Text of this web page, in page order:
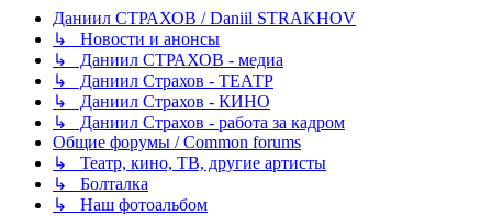
Даниил СТРАХОВ / Daniil STRAKHOV
↳ Новости и анонсы
↳ Даниил СТРАХОВ - медиа
↳ Даниил Страхов - ТЕАТР
↳ Даниил Страхов - КИНО
↳ Даниил Страхов - работа за кадром
Общие форумы / Common forums
↳ Театр, кино, ТВ, другие артисты
↳ Болталка
↳ Наш фотоальбом